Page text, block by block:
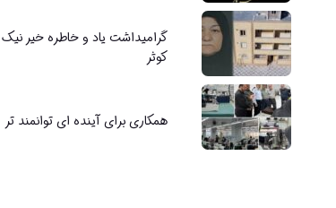
گرامیداشت یاد و خاطره خیر
کوثر
همکاری برای آینده ای توانمند تر